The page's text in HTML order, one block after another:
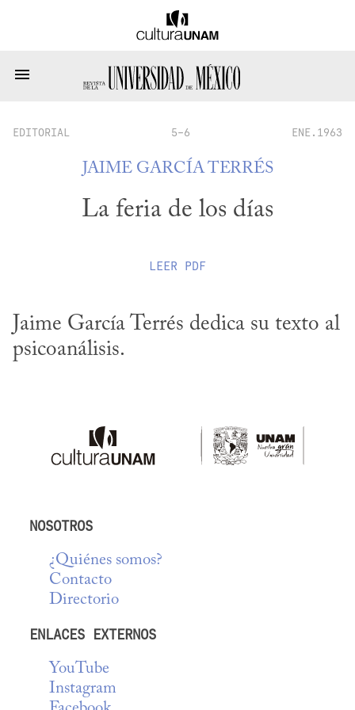
EDITORIAL 5-6 ENE.1963
JAIME GARCÍA TERRÉS
La feria de los días
LEER PDF
Jaime García Terrés dedica su texto al
psicoanálisis.
NOSOTROS
¿Quiénes somos?
Contacto
Directorio
ENLACES EXTERNOS
YouTube
Instagram